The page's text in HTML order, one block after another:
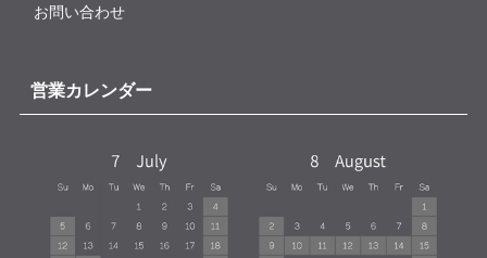
お問い合わせ
営業カレンダー